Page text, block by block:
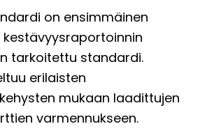
on ensimmäinen
kestävyysraportoinnin
tarkoitettu standardi.
erilaisten
mukaan laadittujen
varmennukseen.